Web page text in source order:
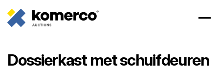
Dossierkast met schuifdeuren